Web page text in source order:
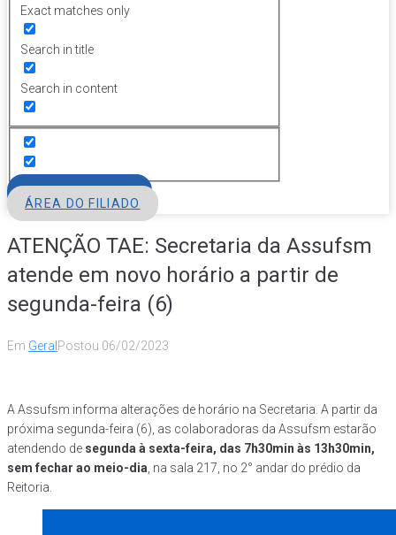
Exact matches only
Search in title
Search in content
ÁREA DO FILIADO
ATENÇÃO TAE: Secretaria da Assufsm
atende em novo horário a partir de
segunda-feira (6)
Em Geral Postou 06/02/2023
A Assufsm informa alterações de horário na Secretaria. A partir da
próxima segunda-feira (6), as colaboradoras da Assufsm estarão
atendendo de segunda à sexta-feira, das 7h30min às 13h30min,
sem fechar ao meio-dia, na sala 217, no 2° andar do prédio da
Reitoria.